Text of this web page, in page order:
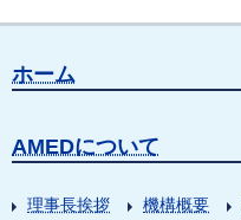
ホーム
AMEDについて
理事長挨拶 機構概要